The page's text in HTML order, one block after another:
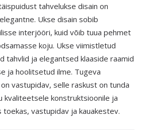
tahvelukse disain on
Ukse disain sobib
interjööri, kuid võib tuua pehmet
koju. Ukse viimistletud
tahvlid ja elegantsed klaaside raamid
ja hoolitsetud ilme. Tugeva
vastupidav, selle raskust on tunda
kvaliteetsele konstruktsioonile ja
vastupidav ja kauakestev.